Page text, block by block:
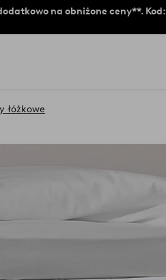
na obniżone ceny**. Kod:
łóżkowe